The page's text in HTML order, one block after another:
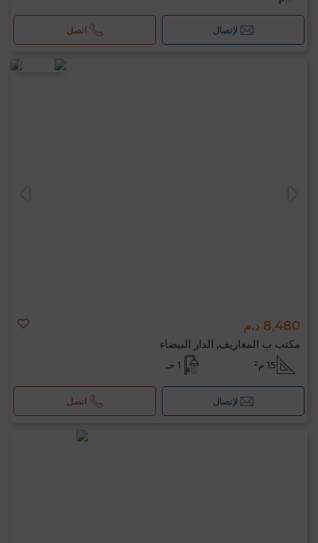
لإتصال اتصل
8,480 د.م
مكتب ب المعاريف, الدار البيضاء
15 م² 1 حـ
لإتصال اتصل